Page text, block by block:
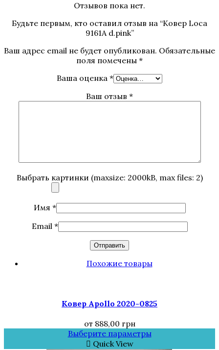
Отзывов пока нет.
Будьте первым, кто оставил отзыв на “Ковер Loca
9161A d.pink”
Ваш адрес email не будет опубликован. Обязательные
поля помечены *
Ваша оценка *
Ваш отзыв *
Выбрать картинки (maxsize: 2000kB, max files: 2)
Имя *
Email *
Похожие товары
Ковер Аpollo 2020-0825
от 888,00 грн
Выберите параметры
Quick View